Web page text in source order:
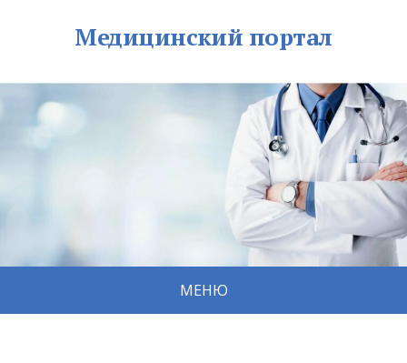
Медицинский портал
МЕНЮ